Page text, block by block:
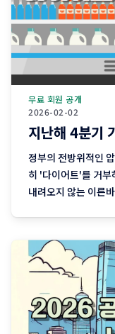
2026-02-02
무료 회원 공개
지난해 4분기
정부의 전방위적인
히 '다이어트'를 거부
내려오지 않는 이른
와 달걀 한 판을 집어